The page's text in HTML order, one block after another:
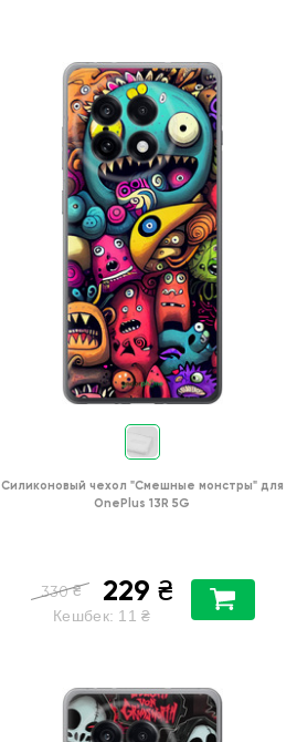
Силиконовый чехол "Cмешные монстры" для
OnePlus 13R 5G
330 ₴ 229 ₴
Кешбек: 11 ₴